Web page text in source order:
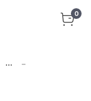
0
...